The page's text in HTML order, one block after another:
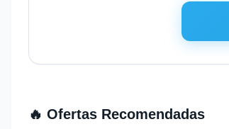
🔥 Ofertas Recomendadas